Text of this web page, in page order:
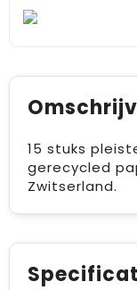
15 stuks
gerecycled
Zwitserland.